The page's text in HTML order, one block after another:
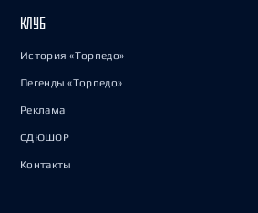
КЛУБ
История «Торпедо»
Легенды «Торпедо»
Реклама
СДЮШОР
Контакты